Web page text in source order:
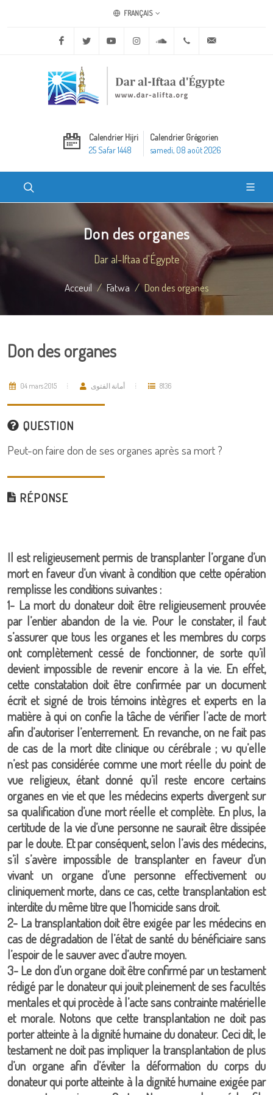
FRANÇAIS
Facebook Twitter Youtube Instagram Soundcloud+20 2 25970400
Calendrier Hijri
25 Safar 1448
Calendrier Grégorien
samedi, 08 août 2026
Don des organes
Dar al-Iftaa d'Égypte
Acceuil Fatwa Don des organes
Don des organes
04 mars 2015 أمانة الفتوى 8136
QUESTION
Peut-on faire don de ses organes après sa mort ?
RÉPONSE
Il est religieusement permis de transplanter l’organe d’un
mort en faveur d’un vivant à condition que cette opération
remplisse les conditions suivantes :
1- La mort du donateur doit être religieusement prouvée
par l’entier abandon de la vie. Pour le constater, il faut
s’assurer que tous les organes et les membres du corps
ont complètement cessé de fonctionner, de sorte qu’il
devient impossible de revenir encore à la vie. En effet,
cette constatation doit être confirmée par un document
écrit et signé de trois témoins intègres et experts en la
matière à qui on confie la tâche de vérifier l’acte de mort
afin d’autoriser l’enterrement. En revanche, on ne fait pas
de cas de la mort dite clinique ou cérébrale ; vu qu’elle
n’est pas considérée comme une mort réelle du point de
vue religieux, étant donné qu’il reste encore certains
organes en vie et que les médecins experts divergent sur
sa qualification d’une mort réelle et complète. En plus, la
certitude de la vie d’une personne ne saurait être dissipée
par le doute. Et par conséquent, selon l’avis des médecins,
s’il s’avère impossible de transplanter en faveur d’un
vivant un organe d’une personne effectivement ou
cliniquement morte, dans ce cas, cette transplantation est
interdite du même titre que l’homicide sans droit.
2- La transplantation doit être exigée par les médecins en
cas de dégradation de l’état de santé du bénéficiaire sans
l’espoir de le sauver avec d’autre moyen.
3- Le don d’un organe doit être confirmé par un testament
rédigé par le donateur qui jouit pleinement de ses facultés
mentales et qui procède à l’acte sans contrainte matérielle
et morale. Notons que cette transplantation ne doit pas
porter atteinte à la dignité humaine du donateur. Ceci dit, le
testament ne doit pas impliquer la transplantation de plus
d’un organe afin d’éviter la déformation du corps du
donateur qui porte atteinte à la dignité humaine exigée par